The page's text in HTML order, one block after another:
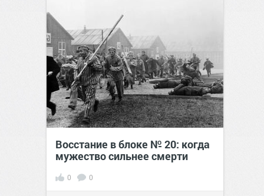
Восстание в блоке № 20: когда
мужество сильнее смерти
0 0